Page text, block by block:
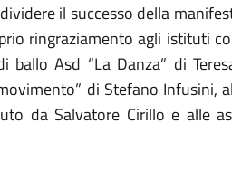
il successo della
ringraziamento agli istituti
ballo Asd “La Danza” di
di Stefano Infusini,
da Salvatore Cirillo e alle